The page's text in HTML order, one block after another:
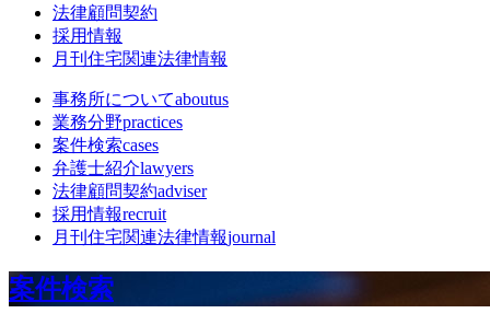
法律顧問契約
採用情報
月刊住宅関連法律情報
事務所についてaboutus
業務分野practices
案件検索cases
弁護士紹介lawyers
法律顧問契約adviser
採用情報recruit
月刊住宅関連法律情報journal
案件検索